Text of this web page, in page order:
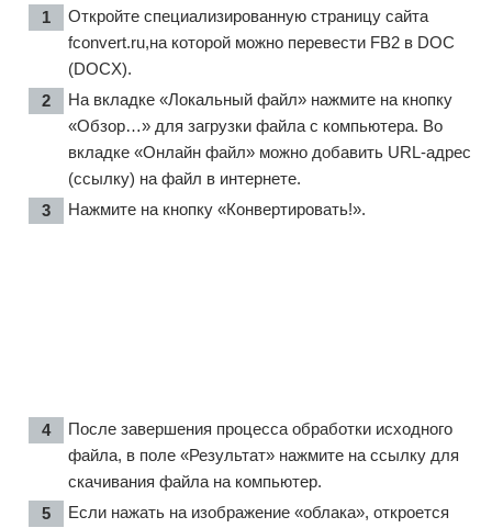
Откройте специализированную страницу сайта
fconvert.ru,на которой можно перевести FB2 в DOC
(DOCX).
На вкладке «Локальный файл» нажмите на кнопку
«Обзор…» для загрузки файла с компьютера. Во
вкладке «Онлайн файл» можно добавить URL-адрес
(ссылку) на файл в интернете.
Нажмите на кнопку «Конвертировать!».
После завершения процесса обработки исходного
файла, в поле «Результат» нажмите на ссылку для
скачивания файла на компьютер.
Если нажать на изображение «облака», откроется